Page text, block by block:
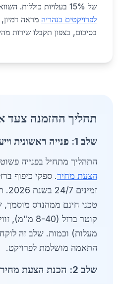
של 15% בעלויות כוללות. השוואה ל-
לפרויקטים בנהריה מראה
בסיכום, בצפון תקבלו שירות
תהליך ההזמנה צעד
שלב 1: פנייה ראשונית וייעוץ
התהליך מתחיל בפנייה
הצעת מחיר. ספקי כיפוף
טכני חינם ממהנדס
התאמה מושלמת לפרויקט.
שלב 2: הכנת הצעת מחיר והסכם